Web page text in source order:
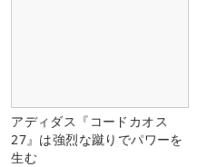
アディダス『コードカオス
27』は強烈な蹴りでパワーを
生む